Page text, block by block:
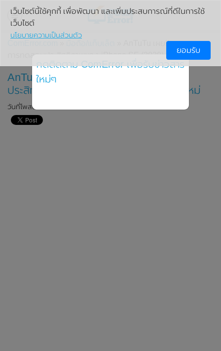
» AnTuTu เผย!! ผลคะแนน
การทดสอบประสิทธิภาพของ iPhone SE (2020) รุ่นใหม่
AnTuTu เผย!! ผลคะแนนการทดสอบ
ประสิทธิภาพของ iPhone SE (2020) รุ่นใหม่
วันที่โพสต์: 24 เมษายน 2020
เว็บไซต์นี้ใช้คุกกี้ เพื่อพัฒนา และเพิ่มประสบการณ์ที่ดีในการใช้
เว็บไซต์
นโยบายความเป็นส่วนตัว
ยอมรับ
กดติดตาม ComError เพื่อรับข่าวสาร
ใหม่ๆ